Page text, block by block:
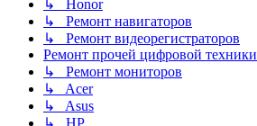
↳ Honor
↳ Ремонт навигаторов
↳ Ремонт видеорегистраторов
Ремонт прочей цифровой техники
↳ Ремонт мониторов
↳ Acer
↳ Asus